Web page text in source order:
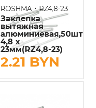
ROSHMA •RZ4,8-23
Заклепка
вытяжная
алюминиевая,50шт
4,8 х
23мм(RZ4,8-23)
2.21 BYN